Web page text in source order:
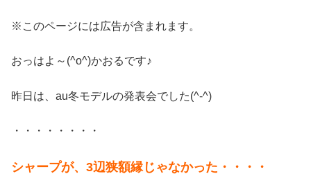
※このページには広告が含まれます。
おっはよ～(^o^)かおるです♪
昨日は、au冬モデルの発表会でした(^-^)
・・・・・・・・
シャープが、3辺狭額縁じゃなかった・・・・